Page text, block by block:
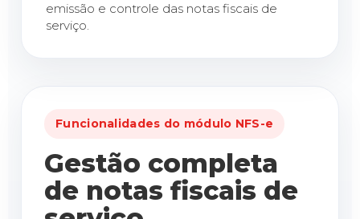
emissão e controle das notas fiscais de
serviço.
Funcionalidades do módulo NFS-e
Gestão completa
de notas fiscais de